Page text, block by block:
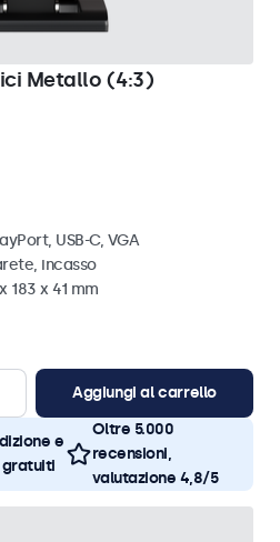
Metallo (4:3)
USB-C, VGA
incasso
183 x 41 mm
Aggiungi al carrello
e
gratuiti
Oltre 5.000
recensioni,
valutazione 4,8/5